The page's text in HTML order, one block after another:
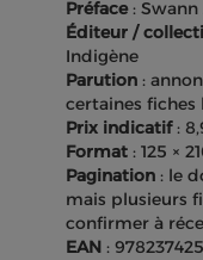
Préface: Swann
Éditeur /
Indigène
Parution :
certaines fiches
Prix indicatif:
Format : 125 ×
Pagination : le
mais plusieurs
confirmer à
EAN :